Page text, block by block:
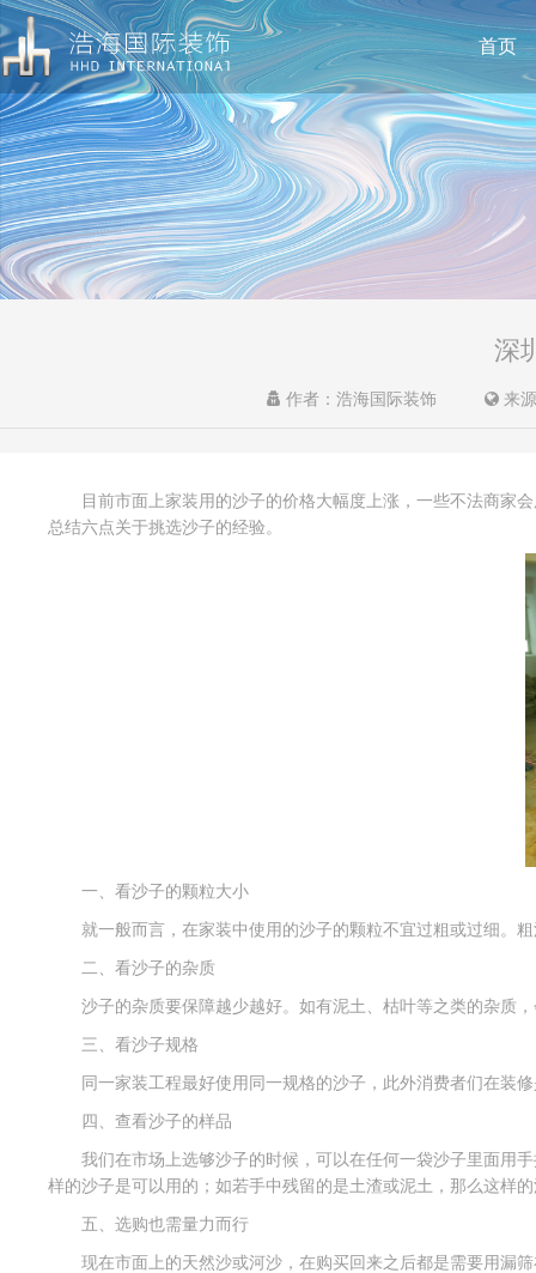
首页
深
作者：浩海国际装饰 来
目前市面上家装用的沙子的价格大幅度上涨，一些不法商家
总结六点关于挑选沙子的经验。
一、看沙子的颗粒大小
就一般而言，在家装中使用的沙子的颗粒不宜过粗或过细。
二、看沙子的杂质
沙子的杂质要保障越少越好。如有泥土、枯叶等之类的杂质
三、看沙子规格
同一家装工程最好使用同一规格的沙子，此外消费者们在装
四、查看沙子的样品
我们在市场上选够沙子的时候，可以在任何一袋沙子里面用
样的沙子是可以用的；如若手中残留的是土渣或泥土，那么这样
五、选购也需量力而行
现在市面上的天然沙或河沙，在购买回来之后都是需要用漏